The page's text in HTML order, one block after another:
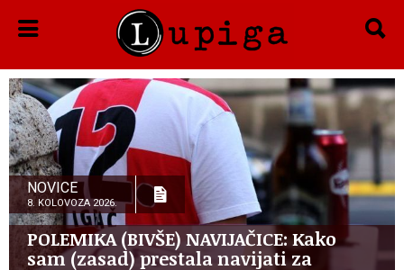
NOVICE
8. KOLOVOZA 2026.
POLEMIKA (BIVŠE) NAVIJAČICE: Kako
sam (zasad) prestala navijati za